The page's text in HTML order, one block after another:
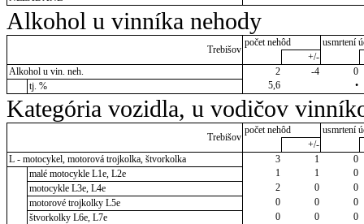
Alkohol u vinníka nehody
Trebišov
počet nehôd
usmrtení
+/-
Alkohol u vin. neh.
2 -4
0
tj. %
5,6 •
Kategória vozidla, u vodičov
Trebišov
počet nehôd
usmrtení
+/-
L - motocykel, motorová trojkolka, štvorkolka
3 1
0
malé motocykle L1e, L2e
1 1
0
motocykle L3e, L4e
2 0
0
motorové trojkolky L5e
0 0
0
štvorkolky L6e, L7e
0 0
0